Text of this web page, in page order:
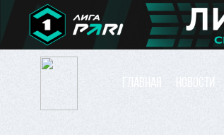
ГЛАВНАЯ НОВОСТИ